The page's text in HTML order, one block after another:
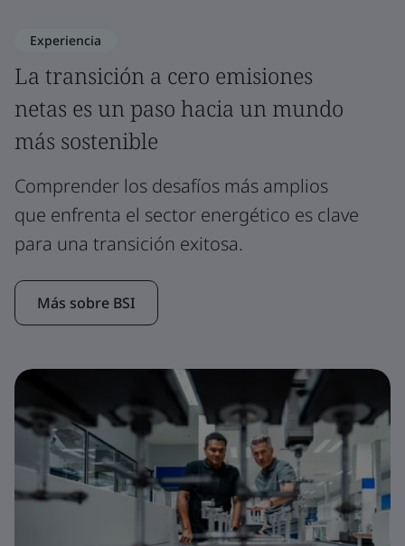
Experiencia
La transición a cero emisiones
netas es un paso hacia un mundo
más sostenible
Comprender los desafíos más amplios
que enfrenta el sector energético es clave
para una transición exitosa.
Más sobre BSI